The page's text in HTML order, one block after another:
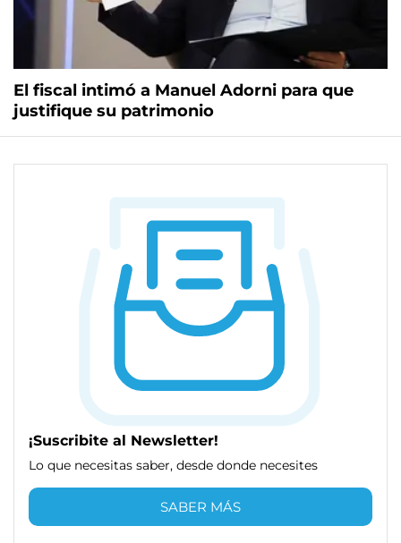
El fiscal intimó a Manuel Adorni para que
justifique su patrimonio
¡Suscribite al Newsletter!
Lo que necesitas saber, desde donde necesites
SABER MÁS